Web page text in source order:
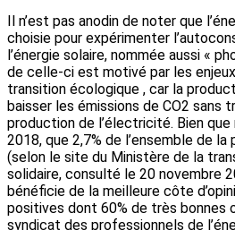
Il n’est pas anodin de noter que
choisie pour expérimenter
l’énergie solaire, nommée aussi «
de celle-ci est motivé par les
transition écologique , car la
baisser les émissions de CO2 sans
production de l’électricité. Bien
2018, que 2,7% de l’ensemble de
(selon le site du Ministère de la
solidaire, consulté le 20 novembre
bénéficie de la meilleure côte
positives dont 60% de très bonnes
syndicat des professionnels de